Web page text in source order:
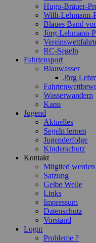
Hugo-Bräuer-
Willi-Lehmann-
Blaues Band
Jörg-Lehmann-
RC-Segeln
Fahrtensport
Blauwasser
Jörg
Wasserwandern
Kanu
Jugend
Aktuelles
Segeln lernen
Jugenderfolge
Kinderschutz
Kontakt
Mitglied
Satzung
Gelbe Welle
Links
Impressum
Datenschutz
Vorstand
Login
Probleme ?